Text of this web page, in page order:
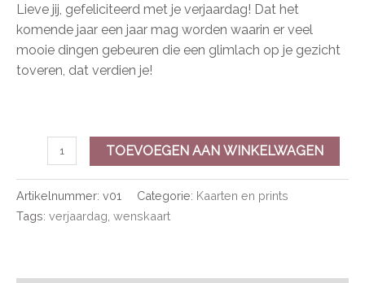
Lieve jij, gefeliciteerd met je verjaardag! Dat het
komende jaar een jaar mag worden waarin er veel
mooie dingen gebeuren die een glimlach op je gezicht
toveren, dat verdien je!
TOEVOEGEN AAN WINKELWAGEN
Artikelnummer: v01 Categorie: Kaarten en prints
Tags: verjaardag wenskaart